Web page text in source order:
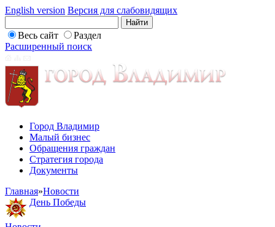
English version Версия для слабовидящих
Весь сайт
Раздел
Расширенный поиск
Город Владимир
Малый бизнес
Обращения граждан
Стратегия города
Документы
Главная»Новости
День Победы